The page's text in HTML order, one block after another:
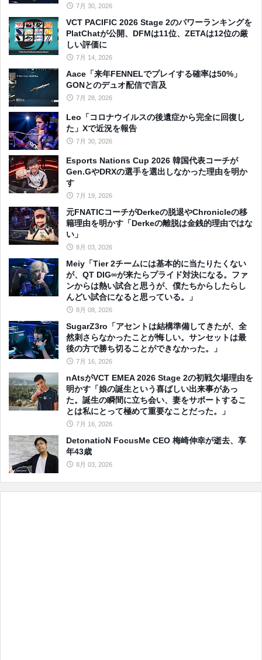
7月 30, 2026
VCT PACIFIC 2026 Stage 2のパワーランキングを
PlatChatが公開、DFMは11位、ZETAは12位の厳
しい評価に
7月 14, 2026
Aace「来年FENNELでプレイする確率は50%」
GONとのデュオ配信で言及
7月 28, 2026
Leo「コロナウイルスの後遺症から完全に回復し
た」Xで近況を報告
7月 30, 2026
Esports Nations Cup 2026 韓国代表コーチが
Gen.GやDRXの選手を選出しなかった理由を明か
す
7月 19, 2026
元FNATICコーチがDerkeの脱退やChronicleの移
籍理由を明かす「Derkeの離脱は金銭的理由ではな
い」
8月 03, 2026
Meiy「Tier 2チームには基本的に当たりたくない
が、QT DIG∞が来たらプライド対決になる。ファ
ンからは熱い試合と思うが、僕たちからしたらし
んどい試合になると思っている。」
8月 08, 2026
SugarZ3ro「アセントは結構準備してきたが、全
然刺さらなかったことが悔しい。サンセットは最
後の方で勝ち切ることができなかった。」
7月 16, 2026
nAtsがVCT EMEA 2026 Stage 2の初戦欠場理由を
明かす「娘の誕生という喜ばしい出来事があっ
た。誕生の瞬間に立ち会い、妻をサポートするこ
とは私にとって極めて重要なことだった。」
7月 16, 2026
DetonatioN FocusMe CEO 梅崎伸幸が逝去、享
年43歳
8月 03, 2026